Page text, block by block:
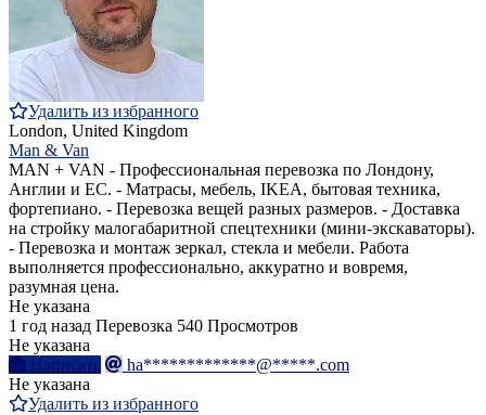
Удалить из избранного
London, United Kingdom
Man & Van
MAN + VAN - Профессиональная перевозка по Лондону,
Англии и ЕС. - Матрасы, мебель, IKEA, бытовая техника,
фортепиано. - Перевозка вещей разных размеров. - Доставка
на стройку малогабаритной спецтехники (мини-экскаваторы).
- Перевозка и монтаж зеркал, стекла и мебели. Работа
выполняется профессионально, аккуратно и вовремя,
разумная цена.
Не указана
1 год назад Перевозка 540 Просмотров
Не указана
Написать
ha*************@*****.com
Не указана
Удалить из избранного